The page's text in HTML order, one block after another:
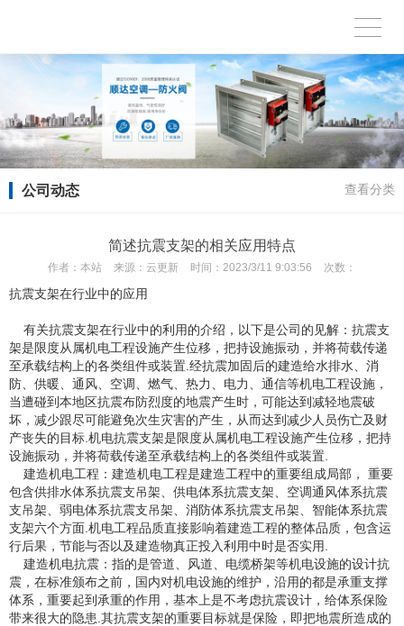
公司动态 查看分类
简述抗震支架的相关应用特点
作者： 本站 来源： 云更新 时间： 2023/3/11 9:03:56 次数：
抗震支架在行业中的应用
有关抗震支架在行业中的利用的介绍，以下是公司的见解：抗震支
架是限度从属机电工程设施产生位移，把持设施振动，并将荷载传递
至承载结构上的各类组件或装置.经抗震加固后的建造给水排水、消
防、供暖、通风、空调、燃气、热力、电力、通信等机电工程设施，
当遭碰到本地区抗震布防烈度的地震产生时，可能达到减轻地震破
坏，减少跟尽可能避免次生灾害的产生，从而达到减少人员伤亡及财
产丧失的目标.机电抗震支架是限度从属机电工程设施产生位移，把持
设施振动，并将荷载传递至承载结构上的各类组件或装置.
建造机电工程：建造机电工程是建造工程中的重要组成局部， 重要
包含供排水体系抗震支吊架、供电体系抗震支架、空调通风体系抗震
支吊架、弱电体系抗震支吊架、消防体系抗震支吊架、智能体系抗震
支架六个方面.机电工程品质直接影响着建造工程的整体品质，包含运
行后果，节能与否以及建造物真正投入利用中时是否实用.
建造机电抗震：指的是管道、风道、电缆桥架等机电设施的设计抗
震，在标准颁布之前，国内对机电设施的维护，沿用的都是承重支撑
体系，重要起到承重的作用，基本上是不考虑抗震设计，给体系保险
带来很大的隐患.其抗震支架的重要目标就是保险，即把地震所造成的